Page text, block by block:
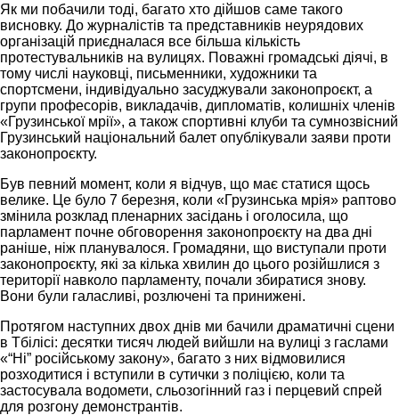
Як ми побачили тоді, багато хто дійшов саме такого
висновку. До журналістів та представників неурядових
організацій приєдналася все більша кількість
протестувальників на вулицях. Поважні громадські діячі, в
тому числі науковці, письменники, художники та
спортсмени, індивідуально засуджували законопроєкт, а
групи професорів, викладачів, дипломатів, колишніх членів
«Грузинської мрії», а також спортивні клуби та сумнозвісний
Грузинський національний балет опублікували заяви проти
законопроєкту.
Був певний момент, коли я відчув, що має статися щось
велике. Це було 7 березня, коли «Грузинська мрія» раптово
змінила розклад пленарних засідань і оголосила, що
парламент почне обговорення законопроєкту на два дні
раніше, ніж планувалося. Громадяни, що виступали проти
законопроєкту, які за кілька хвилин до цього розійшлися з
території навколо парламенту, почали збиратися знову.
Вони були галасливі, розлючені та принижені.
Протягом наступних двох днів ми бачили драматичні сцени
в Тбілісі: десятки тисяч людей вийшли на вулиці з гаслами
«“Ні” російському закону», багато з них відмовилися
розходитися і вступили в сутички з поліцією, коли та
застосувала водомети, сльозогінний газ і перцевий спрей
для розгону демонстрантів.